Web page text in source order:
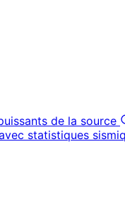
de la source
statistiques